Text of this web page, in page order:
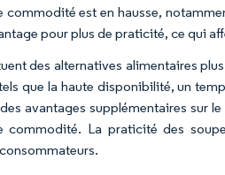
commodité est en hausse,
pour plus de praticité, ce qui
des alternatives alimentaires
que la haute disponibilité, un
avantages supplémentaires sur
commodité. La praticité des